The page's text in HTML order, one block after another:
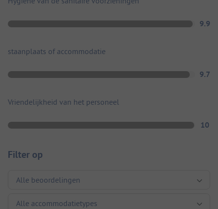
9.9
staanplaats of accommodatie
9.7
Vriendelijkheid van het personeel
10
Filter op